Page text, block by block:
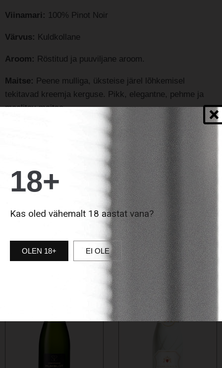
Viinamari: 100% Pinot Noir
Värvus: Kuldkollane
Aroom: Röstitud ja puuviljane aroom.
Maitse: Peene mulliga, üksteise järel lõhkemisel
tekitavad kreemja kerguse. Pikk, elegantne, pehme ja
meelitav maitse.
Serveerimise soovitused:Parim
serveerimistemperatuur 8°C. Nautimiseks aperitiivina ja
magustoidu kõrvale või mereandide, kastmes linnuliha ja
sushi kõrvale.
ENIM MÜÜDUD
18+
Kas oled vähemalt 18 aastat vana?
OLEN 18+ EI OLE